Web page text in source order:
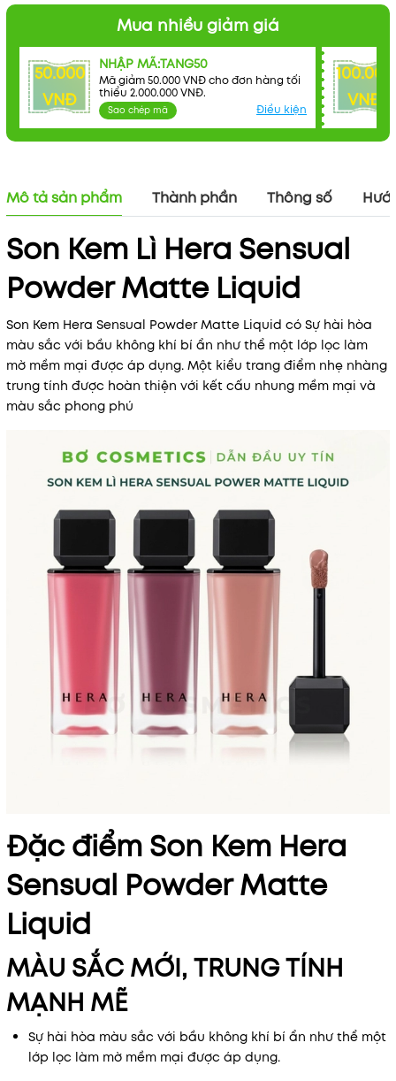
Mua nhiều giảm giá
50.000
VNĐ
NHẬP MÃ:TANG50
Mã giảm 50.000 VNĐ cho đơn hàng tối
thiểu 2.000.000 VNĐ.
Sao chép mã Điều kiện
100.000
VNĐ
Mã khuyến mãi:
Điều kiện:
Mô tả sản phẩm Thành phần Thông số
Son Kem Lì Hera Sensual
Powder Matte Liquid
Son Kem Hera Sensual Powder Matte Liquid có Sự hài hòa
màu sắc với bầu không khí bí ẩn như thể một lớp lọc làm
mờ mềm mại được áp dụng. Một kiểu trang điểm nhẹ nhàng
trung tính được hoàn thiện với kết cấu nhung mềm mại và
màu sắc phong phú
Đặc điểm Son Kem Hera
Sensual Powder Matte
Liquid
MÀU SẮC MỚI, TRUNG TÍNH
MẠNH MẼ
Sự hài hòa màu sắc với bầu không khí bí ẩn như thể một
lớp lọc làm mờ mềm mại được áp dụng.